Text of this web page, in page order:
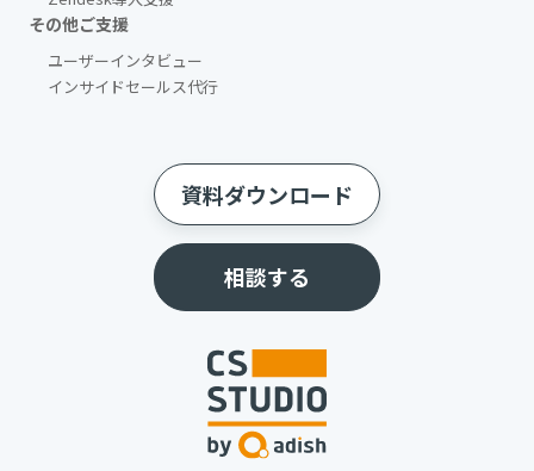
その他ご支援​
ユーザーインタビュー
インサイドセールス代行
資料ダウンロード
相談する